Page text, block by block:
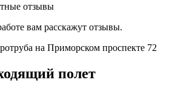
отзывы
вам расскажут отзывы.
на Приморском проспекте 72
полет